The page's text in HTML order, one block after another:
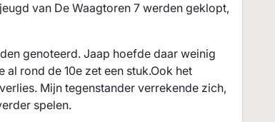
van De Waagtoren 7 werden geklopt,
genoteerd. Jaap hoefde daar weinig
rond de 10e zet een stuk.Ook het
Mijn tegenstander verrekende zich,
spelen.